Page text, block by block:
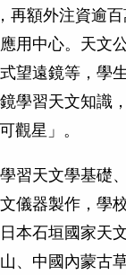
再額外注資逾
用中心。天文
望遠鏡等，學
學習天文知識
觀星」。
習天文學基礎
儀器製作，學
本石垣國家天
、中國內蒙古